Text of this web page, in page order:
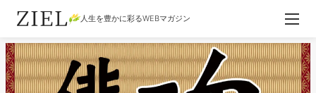
人生を豊かに彩るWEBマガジン